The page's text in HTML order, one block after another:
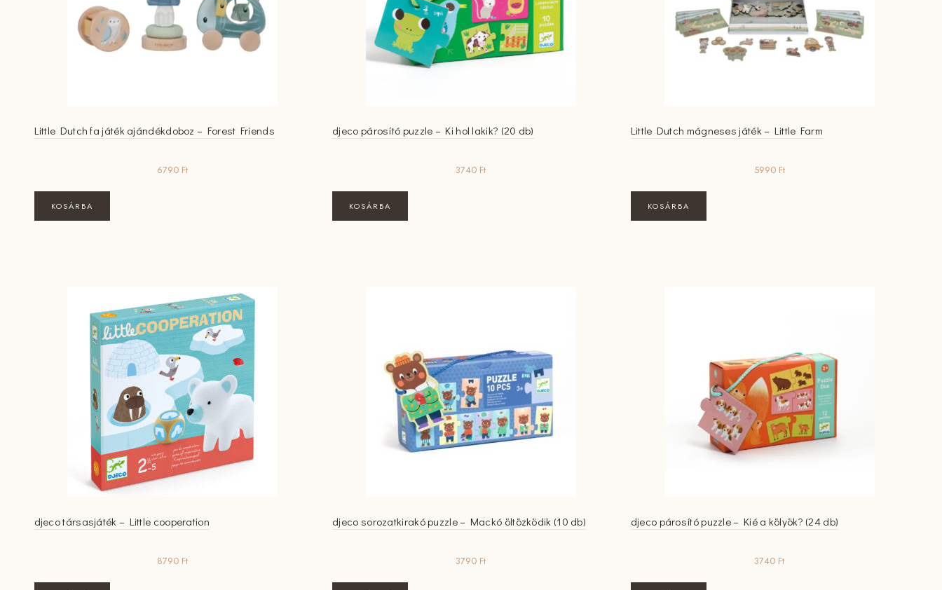
Little Dutch fa játék ajándékdoboz – Forest Friends
6790 Ft
KOSÁRBA
djeco párosító puzzle – Ki hol lakik? (20 db)
3740 Ft
KOSÁRBA
Little Dutch mágneses játék – Little Farm
5990 Ft
KOSÁRBA
djeco társasjáték – Little cooperation
8790 Ft
djeco sorozatkirakó puzzle – Mackó öltözködik (10 db)
3790 Ft
djeco párosító puzzle – Kié a kölyök? (24 db)
3740 Ft